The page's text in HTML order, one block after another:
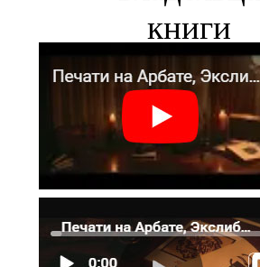
книги